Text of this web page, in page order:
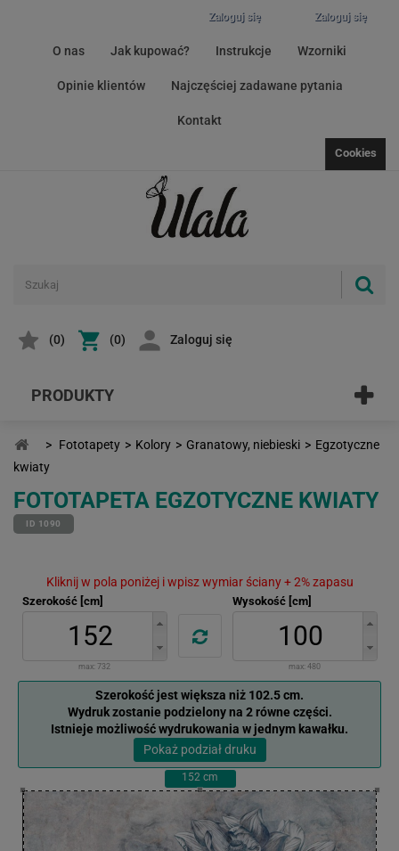
Zaloguj się
Zaloguj się
O nas Jak kupować? Instrukcje Wzorniki
Opinie klientów Najczęściej zadawane pytania
Kontakt
Cookies
(0) (0) Zaloguj się
PRODUKTY
> Fototapety > Kolory > Granatowy, niebieski > Egzotyczne
kwiaty
FOTOTAPETA EGZOTYCZNE KWIATY
ID 1090
Kliknij w pola poniżej i wpisz wymiar ściany + 2% zapasu
Szerokość [cm]
max: 732
Wysokość [cm]
max: 480
Szerokość jest większa niż 102.5 cm.
Wydruk zostanie podzielony na 2 równe części.
Istnieje możliwość wydrukowania w jednym kawałku.
Pokaż podział druku
152 cm